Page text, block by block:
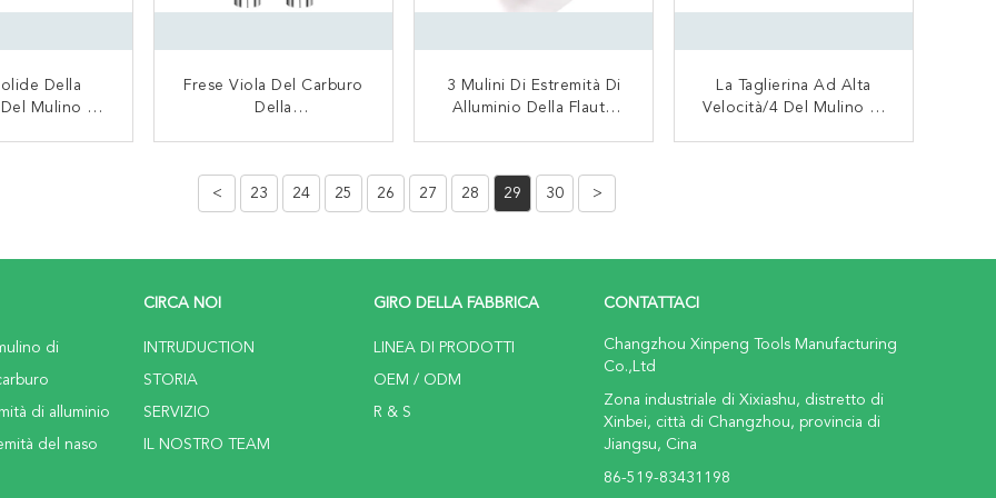
Della
Del Mulino Di
Frese Viola Del Carburo
Della
Carburo Di Colore
3 Mulini Di Estremità Di
Alluminio Della Flauto
Tungsteno Del
Rivestimento
La Taglierina Ad Alta
Velocità/4 Del Mulino Di
< 23 24 25 26 27 28 29 30 >
di
di alluminio
del naso
CIRCA NOI
INTRUDUCTION
STORIA
SERVIZIO
IL NOSTRO TEAM
GIRO DELLA FABBRICA
LINEA DI PRODOTTI
OEM / ODM
R & S
CONTATTACI
Changzhou Xinpeng Tools Manufacturing
Co.,Ltd
Zona industriale di Xixiashu, distretto di
Xinbei, città di Changzhou, provincia di
Jiangsu, Cina
86-519-83431198